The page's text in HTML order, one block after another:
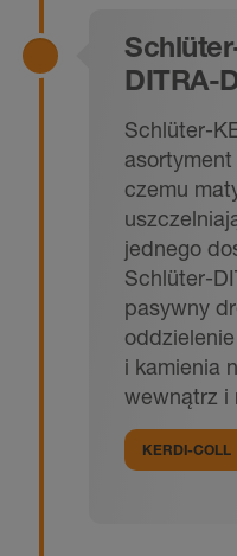
DITRA-
Schlüter-
czemu
jednego
Schlüter-
pasywny
i kamienia
wewnątrz i
KERDI-COLL